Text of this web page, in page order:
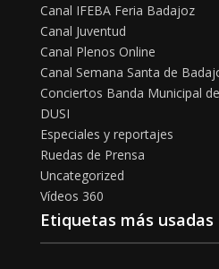
Canal IFEBA Feria Badajoz
Canal Juventud
Canal Plenos Online
Canal Semana Santa de
Conciertos Banda Municipal
DUSI
Especiales y reportajes
Ruedas de Prensa
Uncategorized
Vídeos 360
Etiquetas más usadas